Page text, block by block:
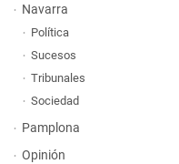
Navarra
Política
Sucesos
Tribunales
Sociedad
Pamplona
Opinión